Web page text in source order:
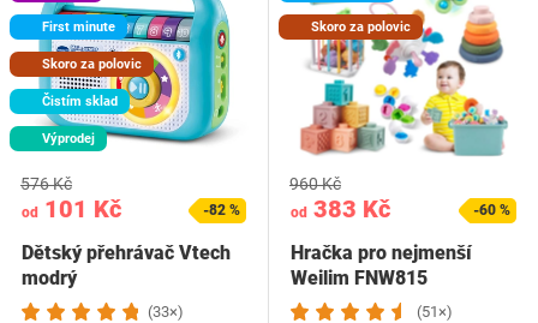
First minute
Skoro za polovic
Čistím sklad
Výprodej
od 101 Kč
576 Kč
-82 %
Dětský přehrávač Vtech
modrý
(33×)
Skoro za polovic
od 383 Kč
960 Kč
-60 %
Hračka pro nejmenší
Weilim FNW815
(51×)